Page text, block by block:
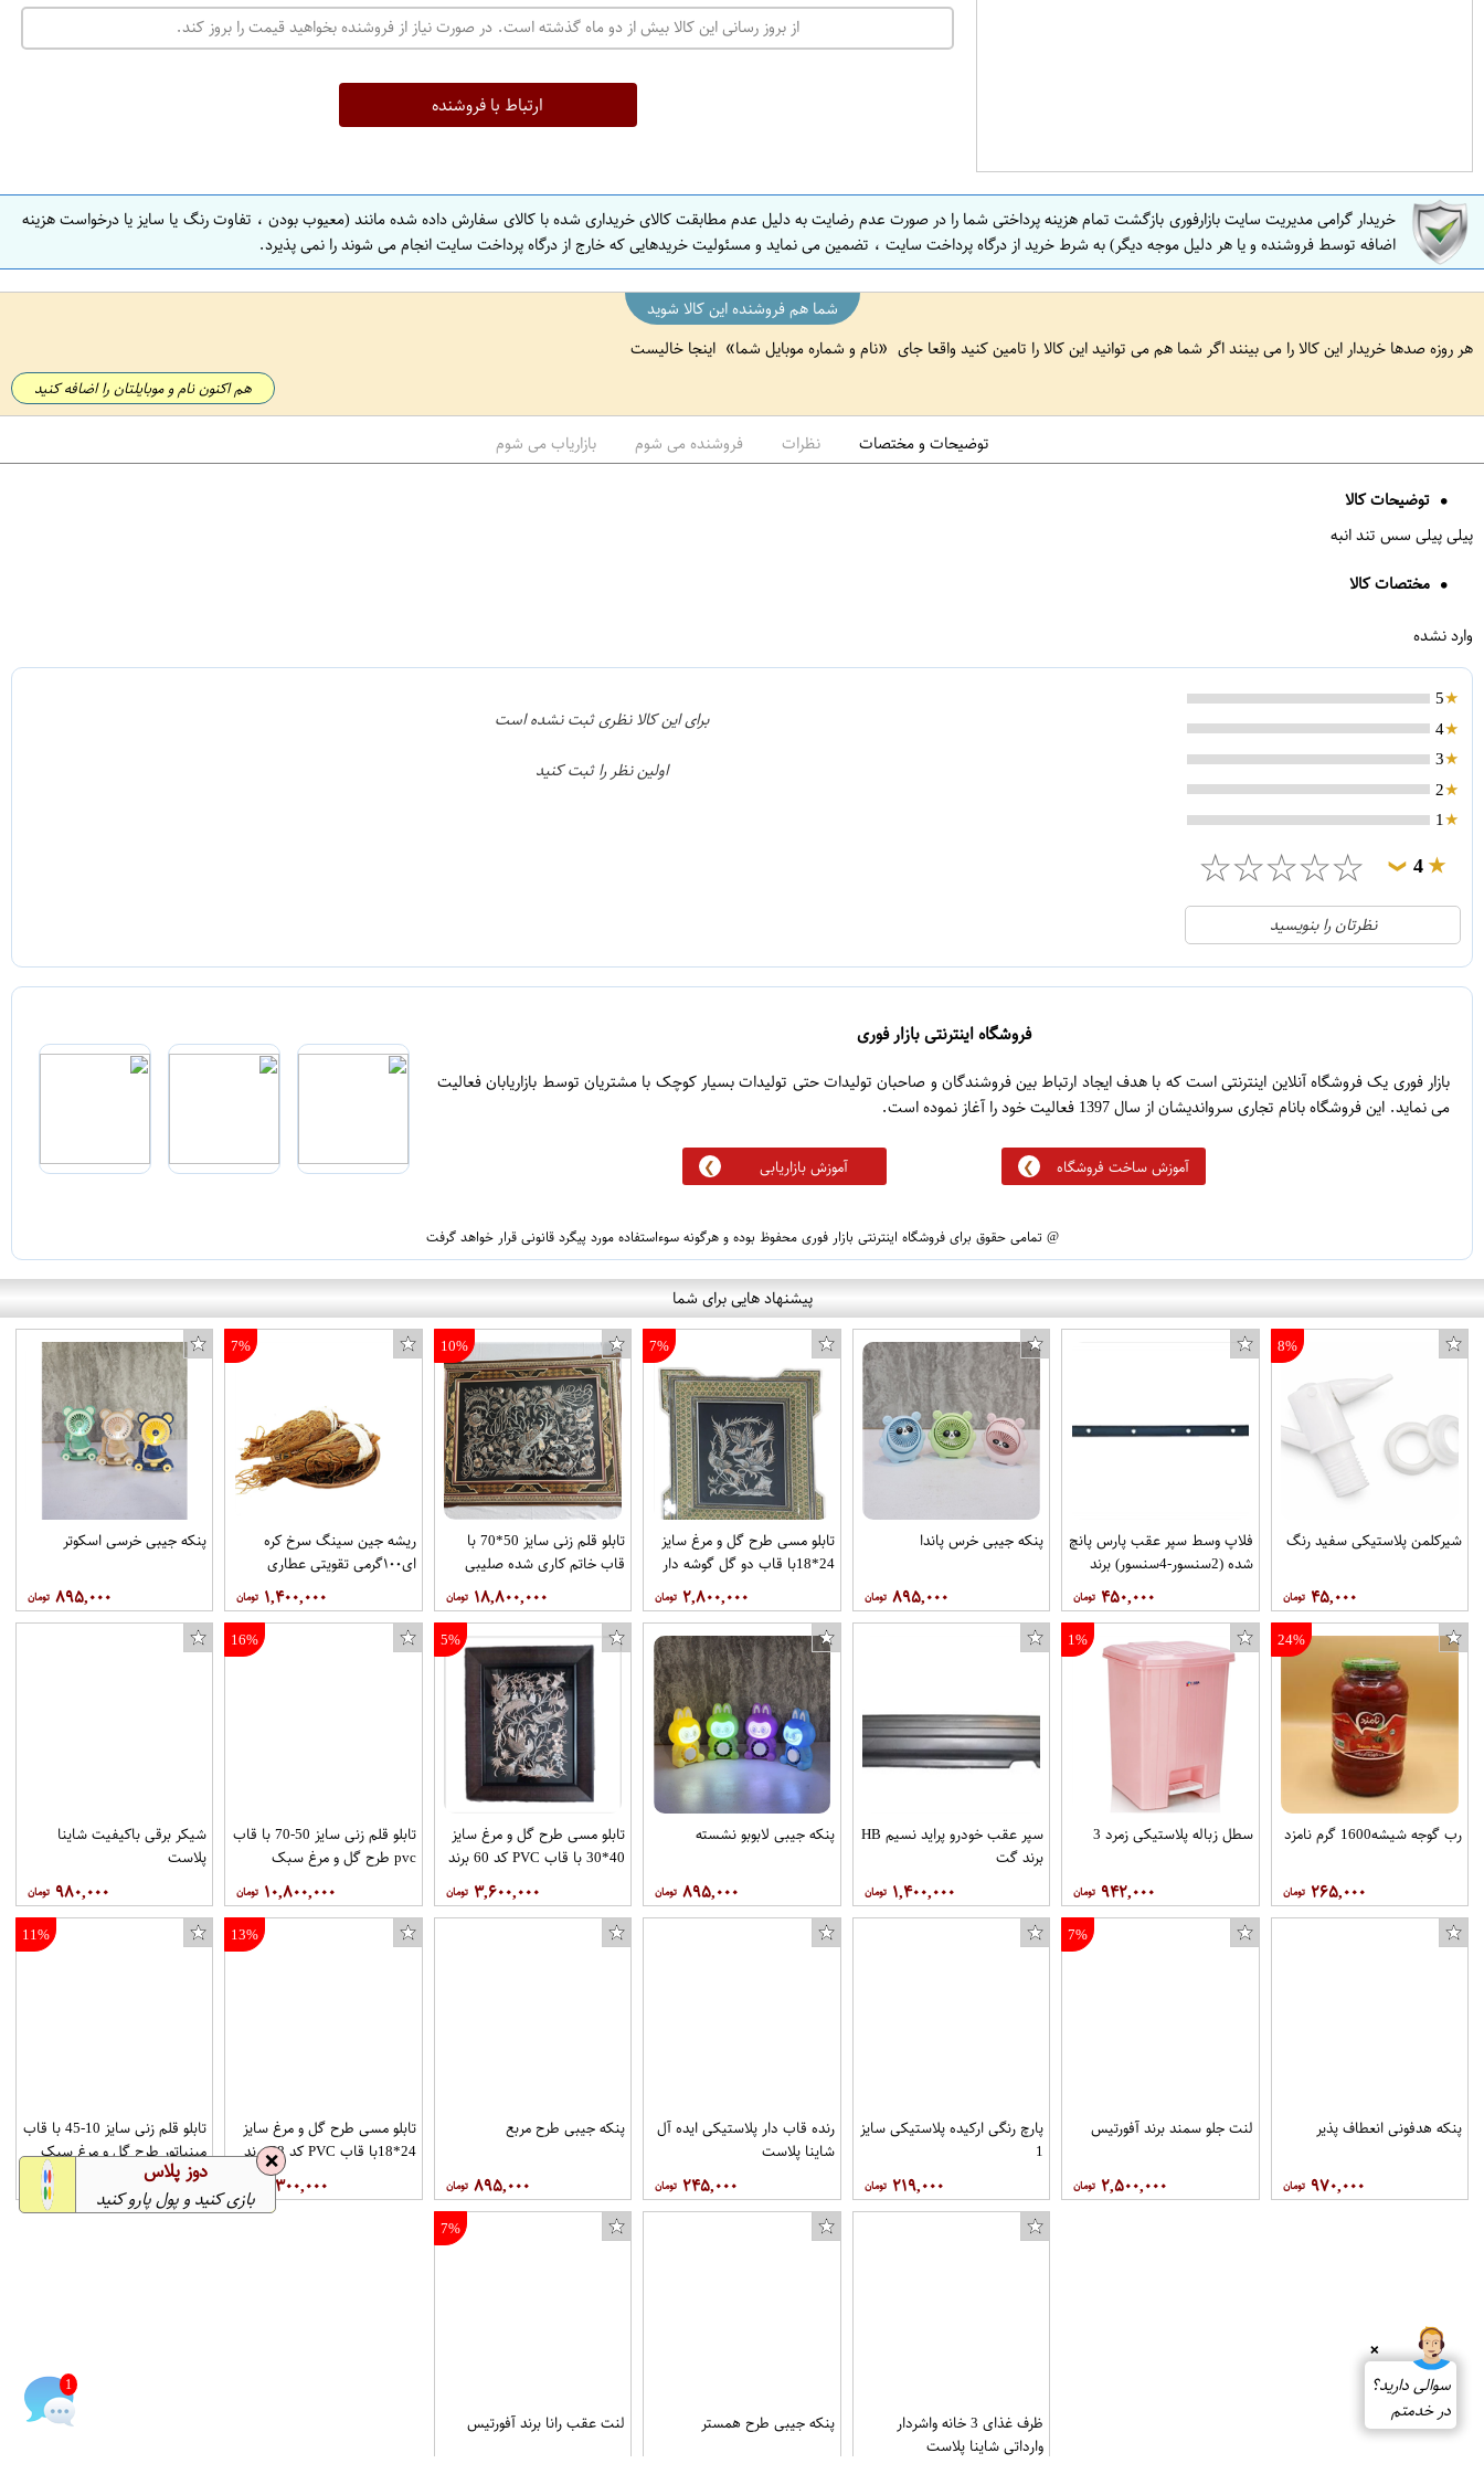
ت
ه
ص
ف
ه
ا
ن
ا
ف
ه
از بروز رسانی این کالا بیش از دو ماه گذشته است. در صورت نیاز از فروشنده بخواهید قیمت را بروز کند.
ارتباط با فروشنده
خریدار گرامی مدیریت سایت بازارفوری بازگشت تمام هزینه پرداختی شما را در صورت عدم رضایت به دلیل عدم مطابقت کالای خریداری شده با کالای سفارش داده شده مانند (معیوب بودن ، تفاوت رنگ یا سایز یا درخواست هزینه
اضافه توسط فروشنده و یا هر دلیل موجه دیگر) به شرط خرید از درگاه پرداخت سایت ، تضمین می نماید و مسئولیت خریدهایی که خارج از درگاه پرداخت سایت انجام می شوند را نمی پذیرد.
شما هم فروشنده این کالا شوید
هر روزه صدها خریدار این کالا را می بینند اگر شما هم می توانید این کالا را تامین کنید واقعا جای
نام و شماره موبایل شما اینجا خالیست
هم اکنون نام و موبایلتان را اضافه کنید
توضیحات و مختصات نظرات فروشنده می شوم بازاریاب می شوم
توضیحات کالا
پیلی پیلی سس تند انبه
مختصات کالا
وارد نشده
5
4
3
2
1
4
❯
☆
☆
☆
☆
☆
0
3
0
1
0
نظرتان را بنویسید
برای این کالا نظری ثبت نشده است
اولین نظر را ثبت کنید
فروشگاه اینترنتی بازار فوری
بازار فوری یک فروشگاه آنلاین اینترنتی است که با هدف ایجاد ارتباط بین فروشندگان و صاحبان تولیدات حتی تولیدات بسیار کوچک با مشتریان توسط بازاریابان فعالیت
می نماید. این فروشگاه بانام تجاری سرواندیشان از سال 1397 فعالیت خود را آغاز نموده است.
آموزش ساخت فروشگاه آموزش بازاریابی
@ تمامی حقوق برای فروشگاه اینترنتی بازار فوری محفوظ بوده و هرگونه سوءاستفاده مورد پیگرد قانونی قرار خواهد گرفت
پیشنهاد هایی برای شما
8%
شیرکلمن پلاستیکی سفید رنگ
۴۵,۰۰۰
فلاپ وسط سپر عقب پارس پانچ
شده (2سنسور-4سنسور) برند
۴۵۰,۰۰۰
پنکه جیبی خرس پاندا
۸۹۵,۰۰۰
7%
تابلو مسی طرح گل و مرغ سایز
24*18با قاب دو گل گوشه دار
۲,۸۰۰,۰۰۰
10%
تابلو قلم زنی سایز 50*70 با
قاب خاتم کاری شده صلیبی
طرح گل و مرغ سبک مشبک
کد98برند قلمستان
۱۸,۸۰۰,۰۰۰
7%
ریشه جین سینگ سرخ کره
ای۱۰۰گرمی تقویتی عطاری
۱,۴۰۰,۰۰۰
پنکه جیبی خرسی اسکوتر
۸۹۵,۰۰۰
24%
رب گوجه شیشه1600 گرم نامزد
۲۶۵,۰۰۰
1%
سطل زباله پلاستیکی زمرد 3
۹۴۲,۰۰۰
سپر عقب خودرو پراید نسیم HB
برند گت
۱,۴۰۰,۰۰۰
پنکه جیبی لابوبو نشسته
۸۹۵,۰۰۰
5%
تابلو مسی طرح گل و مرغ سایز
40*30 با قاب PVC کد 60 برند
۳,۶۰۰,۰۰۰
16%
تابلو قلم زنی سایز 50-70 با قاب
pvc طرح گل و مرغ سبک
۱۰,۸۰۰,۰۰۰
شیکر برقی باکیفیت شاینا
پلاست
۹۸۰,۰۰۰
پنکه هدفونی انعطاف پذیر
۹۷۰,۰۰۰
7%
لنت جلو سمند برند آفورتیس
۲,۵۰۰,۰۰۰
پارچ رنگی ارکیده پلاستیکی سایز
1
۲۱۹,۰۰۰
رنده قاب دار پلاستیکی ایده آل
شاینا پلاست
۲۴۵,۰۰۰
پنکه جیبی طرح مربع
۸۹۵,۰۰۰
13%
تابلو مسی طرح گل و مرغ سایز
24*18با قاب PVC کد 58 برند
۱,۳۰۰,۰۰۰
11%
تابلو قلم زنی سایز 10-45 با قاب
مینیاتور طرح گل و مرغ سبک
مشبک کد 100 برند قلمستان
ظرف غذای 3 خانه واشردار
وارداتی شاینا پلاست
پنکه جیبی طرح همستر
7%
لنت عقب رانا برند آفورتیس
❌
سوالی دارید؟
در خدمتم
1
❌ دوز پلاس
بازی کنید و پول پارو کنید